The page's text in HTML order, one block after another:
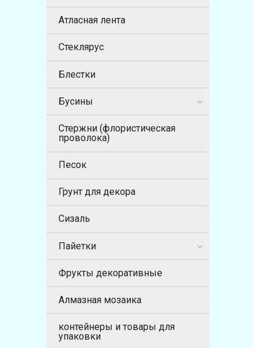
Атласная лента
Стеклярус
Блестки
Бусины
Стержни (флористическая
проволока)
Песок
Грунт для декора
Сизаль
Пайетки
Фрукты декоративные
Алмазная мозаика
контейнеры и товары для
упаковки